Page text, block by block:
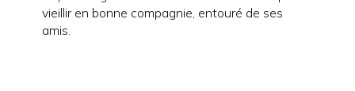
vieillir en bonne compagnie, entouré de ses
amis.